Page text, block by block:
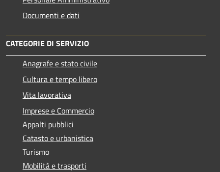
Documenti e dati
CATEGORIE DI SERVIZIO
Anagrafe e stato civile
Cultura e tempo libero
Vita lavorativa
Imprese e Commercio
Appalti pubblici
Catasto e urbanistica
Turismo
Mobilità e trasporti